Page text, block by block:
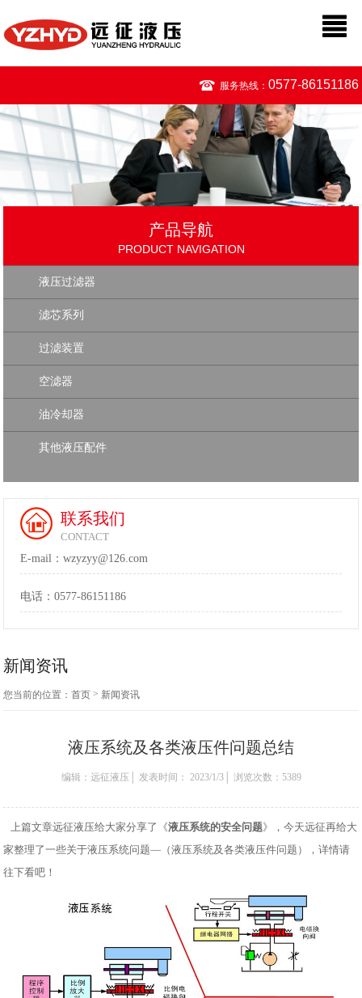
服务热线： 0577-86151186
产品导航
PRODUCT NAVIGATION
液压过滤器
滤芯系列
过滤装置
空滤器
油冷却器
其他液压配件
联系我们
CONTACT
E-mail：wzyzyy@126.com
电话：0577-86151186
新闻资讯
您当前的位置：首页 > 新闻资讯
液压系统及各类液压件问题总结
编辑：远征液压│ 发表时间： 2023/1/3│ 浏览次数：5389
上篇文章远征液压给大家分享了《液压系统的安全问题》，今天远征再给大
家整理了一些关于液压系统问题—（液压系统及各类液压件问题），详情请
往下看吧！